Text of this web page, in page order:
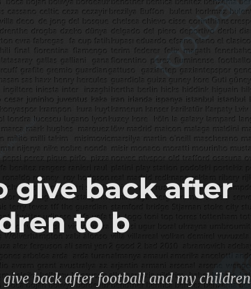
give back after
to b
back after football and my children